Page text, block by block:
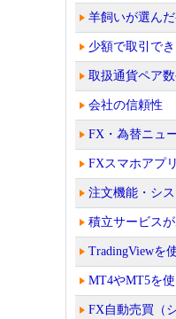
羊飼いが選ん
少額で取引で
取扱通貨ペア
会社の信頼性
FX・為替ニュ
FXスマホアプリ
注文機能・シ
積立サービス
TradingViewを
MT4やMT5を
FX自動売買（